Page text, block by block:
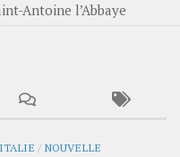
Antoine l’Abbaye
ITALIE / NOUVELLE